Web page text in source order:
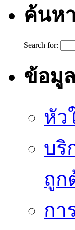
ค้นห
Search for:
ข้อมู
หัว
บริ
ถูก
กา